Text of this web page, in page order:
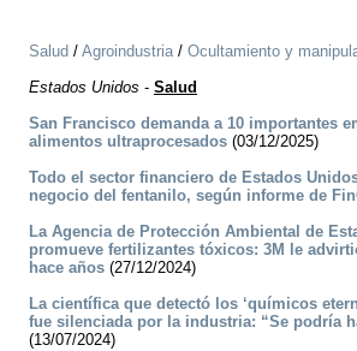
Salud / Agroindustria/ Ocultamiento y
Estados Unidos - Salud
San Francisco demanda a 10 importantes
alimentos ultraprocesados (03/12/2025)
Todo el sector financiero de Estados
negocio del fentanilo, según informe de
La Agencia de Protección Ambiental de
promueve fertilizantes tóxicos: 3M le
hace años (27/12/2024)
La científica que detectó los ‘químicos
fue silenciada por la industria: “Se podría
(13/07/2024)